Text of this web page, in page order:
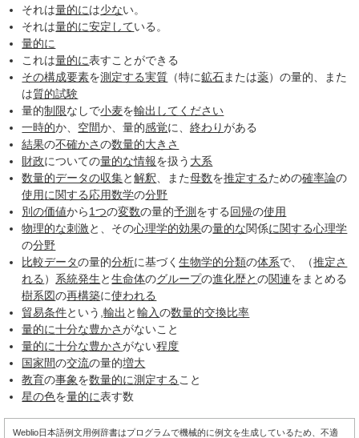
それは量的には少ない。
それは量的に安定している。
量的に
これは量的に表すことができる
その構成要素を測定する実質 （特に鉱石または薬）の量的、また
は質的試験
量的制限なしで小麦を輸出して ください
一時的か、 空間か、量的感覚に、終わりがある
結果の不確かさの数量的大きさ
財政についての量的な情報を扱う 大系
数量的データの収集と解釈 、また母数を推定するための確率論の
使用に関する応用数学の分野
別の価値から1つの変数の量的予測 をする回帰の使用
物理的な刺激と、その心理学的効果の量的な関係に関する心理学
の分野
比較データの量的分析に基づく生物学的分類の体系で、（推定さ
れる ） 系統発生と生命体のグループの進化歴との関連をまとめる
樹系図の再構築に使われる
貿易条件という,輸出 と輸入の数量的交換比率
量的に十分な豊かさがないこと
量的に十分な豊かさがない程度
国家間の交流の量的増大
教育の事象を数量的に測定する こと
星の色を量的に表す数
Weblio日本語例文用例辞書はプログラムで機械的に例文を生成しているため、不適